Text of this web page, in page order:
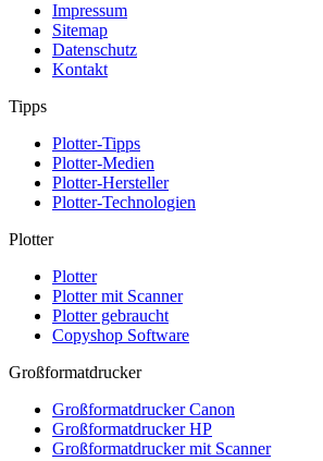
Impressum
Sitemap
Datenschutz
Kontakt
Tipps
Plotter-Tipps
Plotter-Medien
Plotter-Hersteller
Plotter-Technologien
Plotter
Plotter
Plotter mit Scanner
Plotter gebraucht
Copyshop Software
Großformatdrucker
Großformatdrucker Canon
Großformatdrucker HP
Großformatdrucker mit Scanner